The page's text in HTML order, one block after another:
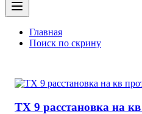
Главная
Поиск по скрину
ТХ 9 расстановка на